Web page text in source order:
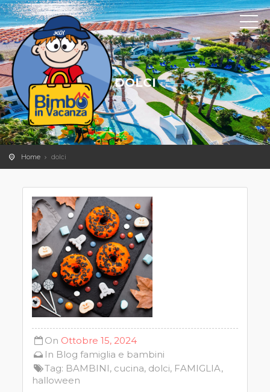
DOLCI
Home dolci
On Ottobre 15, 2024
In Blog famiglia e bambini
Tag: BAMBINI, cucina, dolci, FAMIGLIA,
halloween